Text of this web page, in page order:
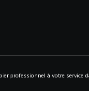
professionnel à votre service